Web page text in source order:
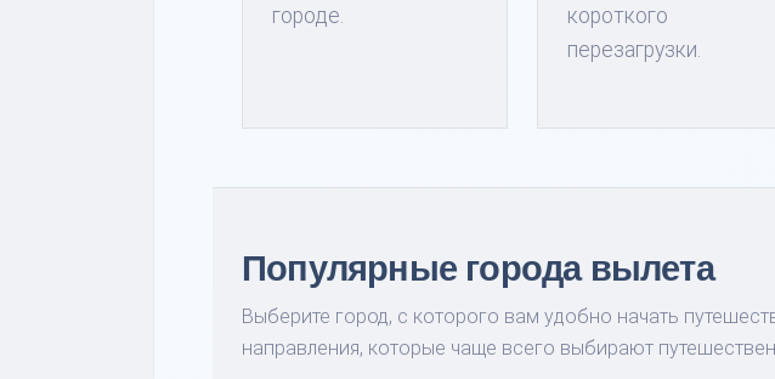
городе.
короткого
перезагрузки.
Популярные города вылета
Выберите город, с которого вам удобно начать
направления, которые чаще всего выбирают